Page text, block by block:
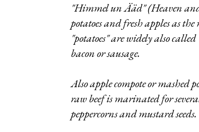
"Himmel un Ääd" (Heaven
potatoes and fresh apples as
"potatoes" are widely also
bacon or sausage.
Also apple compote or mashed
raw beef is marinated for
peppercorns and mustard seeds.